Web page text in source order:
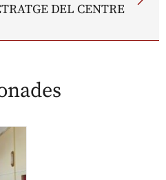
DEL CENTRE